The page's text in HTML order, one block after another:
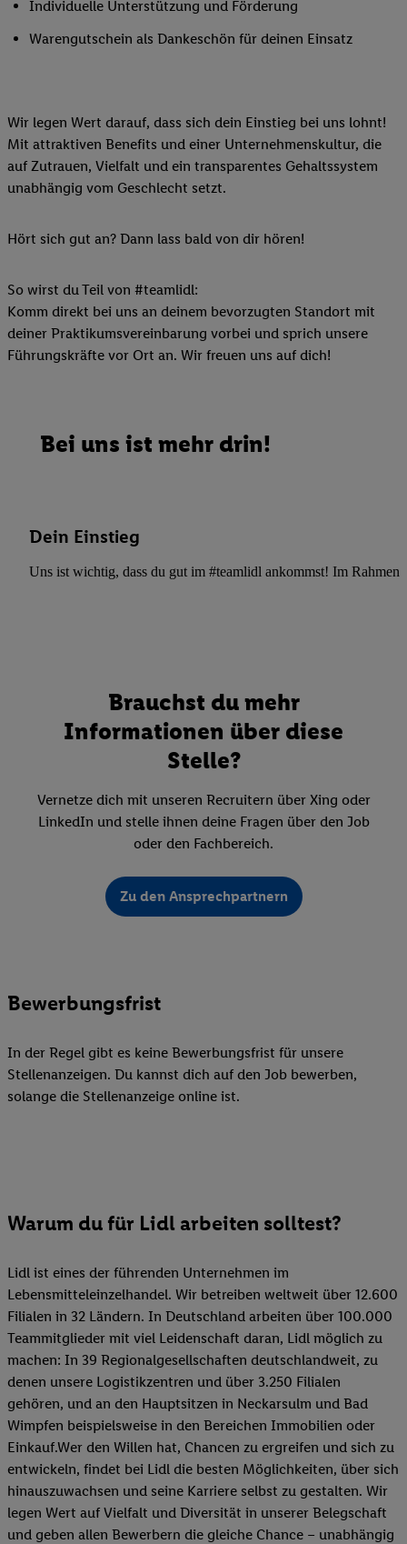
Individuelle Unterstützung und Förderung
Warengutschein als Dankeschön für deinen Einsatz
Wir legen Wert darauf, dass sich dein Einstieg bei uns lohnt!
Mit attraktiven Benefits und einer Unternehmenskultur, die
auf Zutrauen, Vielfalt und ein transparentes Gehaltssystem
unabhängig vom Geschlecht setzt.
Hört sich gut an? Dann lass bald von dir hören!
So wirst du Teil von #teamlidl:
Komm direkt bei uns an deinem bevorzugten Standort mit
deiner Praktikumsvereinbarung vorbei und sprich unsere
Führungskräfte vor Ort an. Wir freuen uns auf dich!
Bei uns ist mehr drin!
Dein Einstieg
Uns ist wichtig, dass du gut im #teamlidl ankommst! Im Rahmen
Brauchst du mehr
Informationen über diese
Stelle?
Vernetze dich mit unseren Recruitern über Xing oder
LinkedIn und stelle ihnen deine Fragen über den Job
oder den Fachbereich.
Zu den Ansprechpartnern
Bewerbungsfrist
In der Regel gibt es keine Bewerbungsfrist für unsere
Stellenanzeigen. Du kannst dich auf den Job bewerben,
solange die Stellenanzeige online ist.
Warum du für Lidl arbeiten solltest?
Lidl ist eines der führenden Unternehmen im
Lebensmitteleinzelhandel. Wir betreiben weltweit über 12.600
Filialen in 32 Ländern. In Deutschland arbeiten über 100.000
Teammitglieder mit viel Leidenschaft daran, Lidl möglich zu
machen: In 39 Regionalgesellschaften deutschlandweit, zu
denen unsere Logistikzentren und über 3.250 Filialen
gehören, und an den Hauptsitzen in Neckarsulm und Bad
Wimpfen beispielsweise in den Bereichen Immobilien oder
Einkauf.Wer den Willen hat, Chancen zu ergreifen und sich zu
entwickeln, findet bei Lidl die besten Möglichkeiten, über sich
hinauszuwachsen und seine Karriere selbst zu gestalten. Wir
legen Wert auf Vielfalt und Diversität in unserer Belegschaft
und geben allen Bewerbern die gleiche Chance – unabhängig